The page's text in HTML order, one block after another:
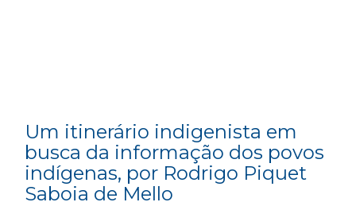
Um itinerário indigenista em
busca da informação dos povos
indígenas, por Rodrigo Piquet
Saboia de Mello